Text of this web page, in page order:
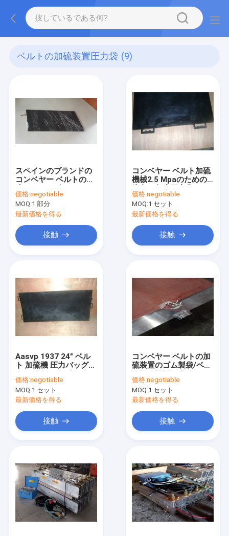
ベルトの加硫装置圧力袋 (9)
スペインのブランドの
コンベヤー ベルトの加
トの加硫装置圧力袋
価格:negotiable
MOQ:1 部分
最新価格を得る
接触
コンベヤー ベルト加硫
機械2.5 Mpaのための
価格:negotiable
MOQ:1 セット
最新価格を得る
接触
Aasvp 1937 24" ベル
ト 加硫機 圧力バッグ
ープ ツール キット
価格:negotiable
MOQ:1 セット
最新価格を得る
接触
コンベヤー ベルトの加
硫装置のゴム製袋/ベル
価格:negotiable
MOQ:1 セット
最新価格を得る
接触